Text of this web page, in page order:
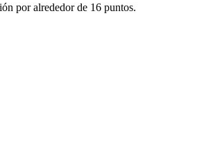
por alrededor de 16 puntos.